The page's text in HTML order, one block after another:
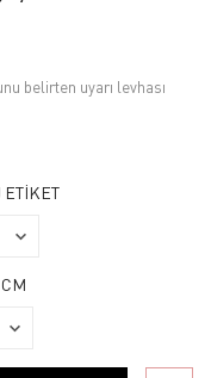
belirten uyarı levhası
ETIKET